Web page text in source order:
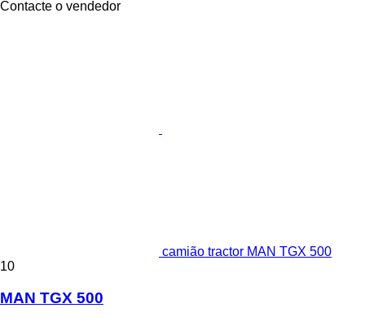
Contacte o vendedor
camião tractor MAN TGX 500
10
MAN TGX 500